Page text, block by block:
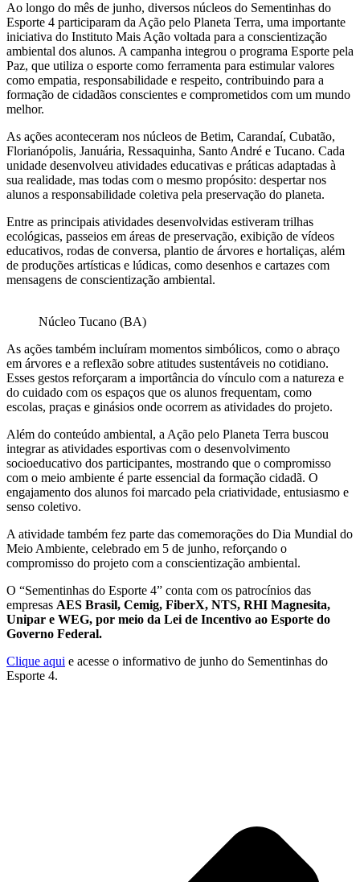
Ao longo do mês de junho, diversos núcleos do Sementinhas do
Esporte 4 participaram da Ação pelo Planeta Terra, uma importante
iniciativa do Instituto Mais Ação voltada para a conscientização
ambiental dos alunos. A campanha integrou o programa Esporte pela
Paz, que utiliza o esporte como ferramenta para estimular valores
como empatia, responsabilidade e respeito, contribuindo para a
formação de cidadãos conscientes e comprometidos com um mundo
melhor.
As ações aconteceram nos núcleos de Betim, Carandaí, Cubatão,
Florianópolis, Januária, Ressaquinha, Santo André e Tucano. Cada
unidade desenvolveu atividades educativas e práticas adaptadas à
sua realidade, mas todas com o mesmo propósito: despertar nos
alunos a responsabilidade coletiva pela preservação do planeta.
Entre as principais atividades desenvolvidas estiveram trilhas
ecológicas, passeios em áreas de preservação, exibição de vídeos
educativos, rodas de conversa, plantio de árvores e hortaliças, além
de produções artísticas e lúdicas, como desenhos e cartazes com
mensagens de conscientização ambiental.
Núcleo Tucano (BA)
As ações também incluíram momentos simbólicos, como o abraço
em árvores e a reflexão sobre atitudes sustentáveis no cotidiano.
Esses gestos reforçaram a importância do vínculo com a natureza e
do cuidado com os espaços que os alunos frequentam, como
escolas, praças e ginásios onde ocorrem as atividades do projeto.
Além do conteúdo ambiental, a Ação pelo Planeta Terra buscou
integrar as atividades esportivas com o desenvolvimento
socioeducativo dos participantes, mostrando que o compromisso
com o meio ambiente é parte essencial da formação cidadã. O
engajamento dos alunos foi marcado pela criatividade, entusiasmo e
senso coletivo.
A atividade também fez parte das comemorações do Dia Mundial do
Meio Ambiente, celebrado em 5 de junho, reforçando o
compromisso do projeto com a conscientização ambiental.
O “Sementinhas do Esporte 4” conta com os patrocínios das
empresas AES Brasil, Cemig, FiberX, NTS, RHI Magnesita,
Unipar e WEG, por meio da Lei de Incentivo ao Esporte do
Governo Federal.
Clique aqui e acesse o informativo de junho do Sementinhas do
Esporte 4.